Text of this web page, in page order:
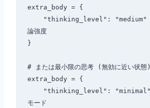
extra_body = {
論強度
}
# または最小限の思考 (無効に近い状態)
extra_body = {
モード